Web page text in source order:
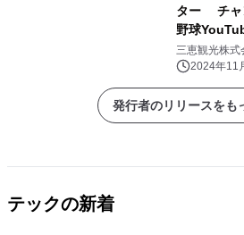
ター チャ
野球
者参加型イ
三恵観光株式
2024年11
発行者のリリースをも
テックの新着